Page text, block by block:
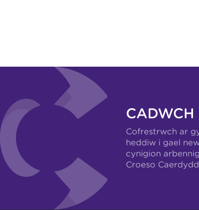
CADWCH
Cofrestrwch ar
heddiw i gael
cynigion
Croeso